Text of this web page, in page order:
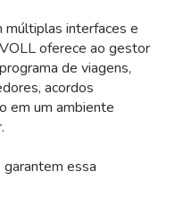
múltiplas interfaces e
oferece ao gestor
de viagens,
acordos
em um ambiente
essa